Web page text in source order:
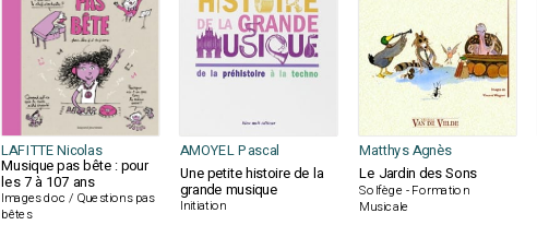
LAFITTE Nicolas AMOYEL Pascal Matthys Agnès
Musique pas bête : pour
les 7 à 107 ans
Images doc / Questions pas
bêtes
Une petite histoire de la
grande musique
Initiation
Le Jardin des Sons
Solfège - Formation
Musicale